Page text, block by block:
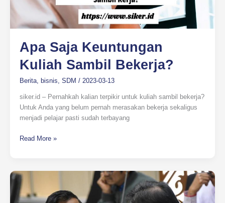
Apa Saja Keuntungan
Kuliah Sambil Bekerja?
Berita, bisnis SDM / 2023-03-13
siker.id – Pernahkah kalian terpikir untuk kuliah sambil bekerja?
Untuk Anda yang belum pernah merasakan bekerja sekaligus
menjadi pelajar pasti sudah terbayang
Read More »
Perppu
Ciptaker
Dinilai